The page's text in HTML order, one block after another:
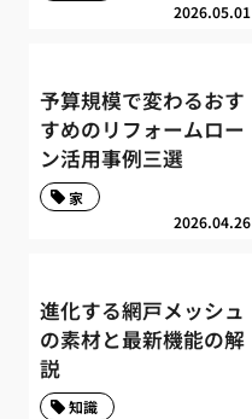
2026.05.01
予算規模で変わるおす
すめのリフォームロー
ン活用事例三選
2026.04.26
家
進化する網戸メッシュ
の素材と最新機能の解
説
知識